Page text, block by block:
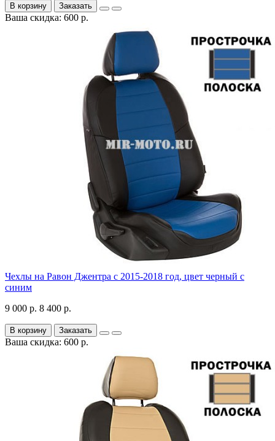
В корзину Заказать
Ваша скидка: 600 р.
Чехлы на Равон Джентра с 2015-2018 год, цвет черный с
синим
9 000 р. 8 400 р.
В корзину Заказать
Ваша скидка: 600 р.